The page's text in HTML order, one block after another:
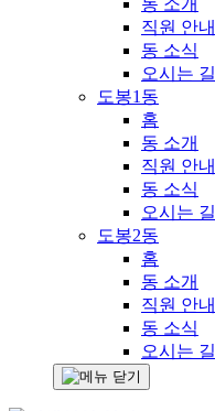
직원 안내
동 소식
오시는 길
도봉1동
홈
동 소개
직원 안내
동 소식
오시는 길
도봉2동
홈
동 소개
직원 안내
동 소식
오시는 길